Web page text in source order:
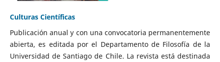
Culturas Científicas
Publicación anual y con una convocatoria permanentemente
abierta, es editada por el Departamento de Filosofía de la
Universidad de Santiago de Chile. La revista está destinada